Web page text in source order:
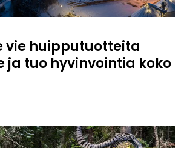
vie huipputuotteita
tuo hyvinvointia koko